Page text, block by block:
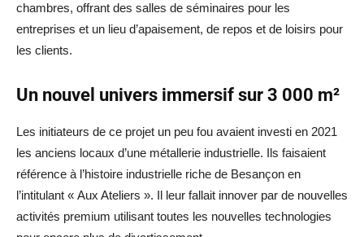
chambres, offrant des salles de séminaires pour les
entreprises et un lieu d’apaisement, de repos et de loisirs pour
les clients.
Un nouvel univers immersif sur 3 000 m²
Les initiateurs de ce projet un peu fou avaient investi en 2021
les anciens locaux d’une métallerie industrielle. Ils faisaient
référence à l’histoire industrielle riche de Besançon en
l’intitulant « Aux Ateliers ». Il leur fallait innover par de nouvelles
activités premium utilisant toutes les nouvelles technologies